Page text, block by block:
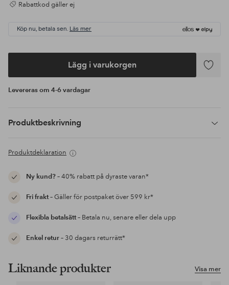
Rabattkod gäller ej
Köp nu, betala sen. Läs mer
Lägg i varukorgen
Lägg
Levereras om 4-6 vardagar
Produktbeskrivning
Produktdeklaration
Ny kund?– 40% rabatt på dyraste varan*
Fri frakt– Gäller för postpaket över 599 kr*
Flexibla betalsätt– Betala nu, senare eller dela upp
Enkel retur– 30 dagars returrätt*
Visa mer
Liknande produkter